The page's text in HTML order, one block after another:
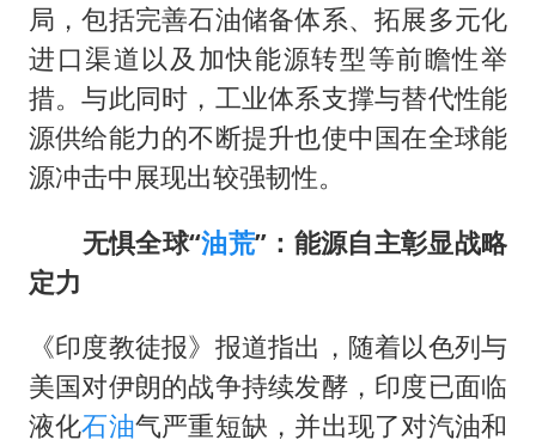
男子被沙蜇蜇伤5小时后呼吸困难
奋力开创中国式现代化建设新局面
局，包括完善石油储备体系、拓展多元化
进口渠道以及加快能源转型等前瞻性举
措。与此同时，工业体系支撑与替代性能
源供给能力的不断提升也使中国在全球能
源冲击中展现出较强韧性。
无惧全球“油荒”：能源自主彰显战略
定力
《印度教徒报》报道指出，随着以色列与
美国对伊朗的战争持续发酵，印度已面临
液化石油气严重短缺，并出现了对汽油和